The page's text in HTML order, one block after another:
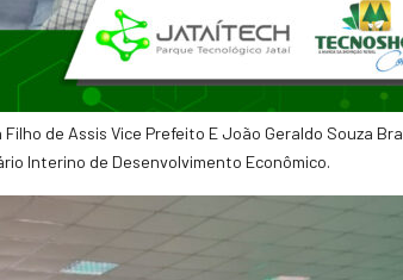
de Assis Vice Prefeito E João Geraldo Souza
Interino de Desenvolvimento Econômico.